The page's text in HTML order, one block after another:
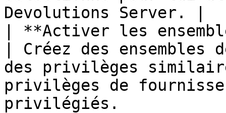
Devolutions Server. |
| **Activer les
| Créez des
des privilèges
privilèges de
privilégiés.